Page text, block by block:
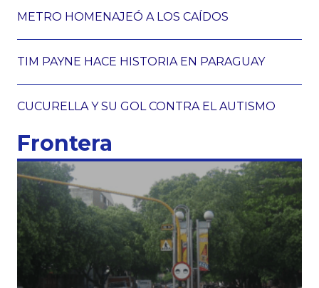
METRO HOMENAJEÓ A LOS CAÍDOS
TIM PAYNE HACE HISTORIA EN PARAGUAY
CUCURELLA Y SU GOL CONTRA EL AUTISMO
Frontera